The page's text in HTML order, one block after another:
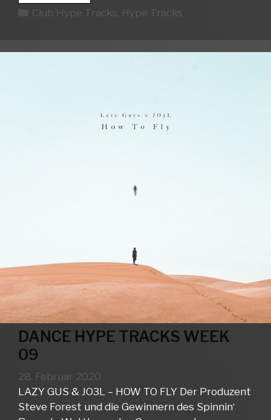
TRACKS
Kategorien
Club Hype Tracks, Hype Tracks
DANCE HYPE TRACKS WEEK
09
28. Februar 2020
LAZY GUS & JO3L – HOW TO FLY Der Produzent
Steve Forest und die Gewinnern des Spinnin‘